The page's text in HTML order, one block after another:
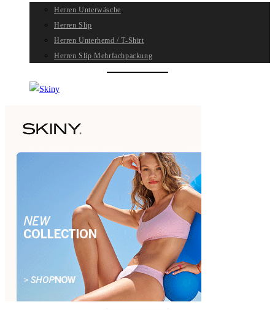
Herren Unterwäsche
Herren Slip
Herren Unterhemd / T-Shirt
Herren Slip Mehrfachpackung